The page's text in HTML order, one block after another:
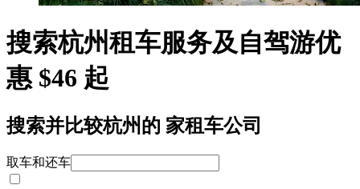
搜索杭州租车服务及自驾游优
惠 $46 起
搜索并比较杭州的 家租车公司
取车和还车